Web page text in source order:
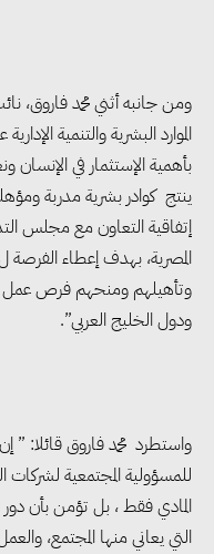
ومن جانبه أثني محمد فاروق،
الموارد البشرية والتنمية
بأهمية الإستثمار في الإنسان
ينتج كوادر بشرية مدربة
إتفاقية التعاون مع مجلس
وتأهيلهم ومنحهم فرص عمل
ودول الخليج العربي”.
واستطرد محمد فاروق قائلا: ”
للمسؤولية المجتمعية
المادي فقط ، بل تؤمن بأن
التي يعاني منها المجتمع،